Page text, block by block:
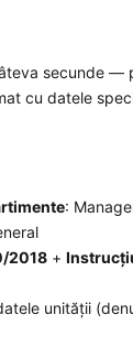
secunde
cu datele
:
2018+
unității